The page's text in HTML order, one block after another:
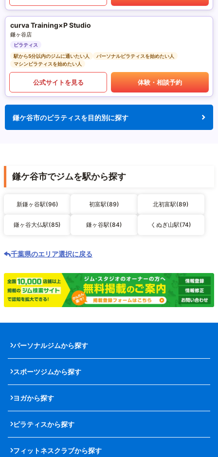
curva Training×P Studio
鎌ヶ谷店
ピラティス
駅から5分以内のジムに通いたい人
パーソナルピラティスを始めたい人
マシンピラティスを始めたい人
公式サイトを見る 体験・相談予約
鎌ケ谷市のピラティスを目的別に探す
鎌ケ谷市でジムを駅から探す
新鎌ヶ谷駅(96) 初富駅(89) 北初富駅(89)
鎌ヶ谷大仏駅(85) 鎌ヶ谷駅(84) くぬぎ山駅(74)
千葉県のエリア選択に戻る
パーソナルジムから探す
スポーツジムから探す
ヨガから探す
ピラティスから探す
フィットネスクラブから探す